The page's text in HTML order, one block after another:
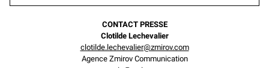
CONTACT PRESSE
Clotilde Lechevalier
clotilde.lechevalier@zmirov.com
Agence Zmirov Communication